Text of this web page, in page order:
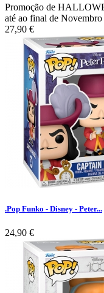
Promoção de
até ao final de Novembro
27,90 €
.Pop Funko - Disney - Peter...
24,90 €